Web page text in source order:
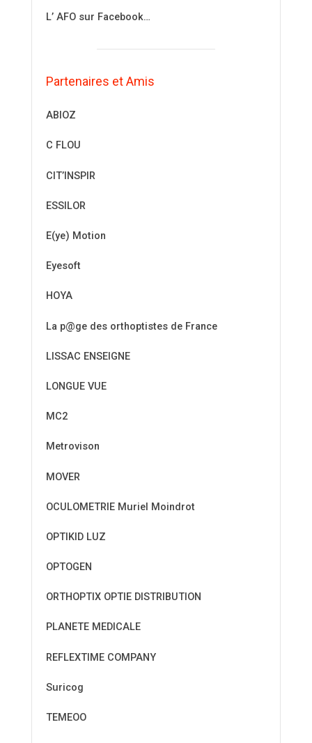
L’ AFO sur Facebook…
Partenaires et Amis
ABIOZ
C FLOU
CIT’INSPIR
ESSILOR
E(ye) Motion
Eyesoft
HOYA
La p@ge des orthoptistes de France
LISSAC ENSEIGNE
LONGUE VUE
MC2
Metrovison
MOVER
OCULOMETRIE Muriel Moindrot
OPTIKID LUZ
OPTOGEN
ORTHOPTIX OPTIE DISTRIBUTION
PLANETE MEDICALE
REFLEXTIME COMPANY
Suricog
TEMEOO